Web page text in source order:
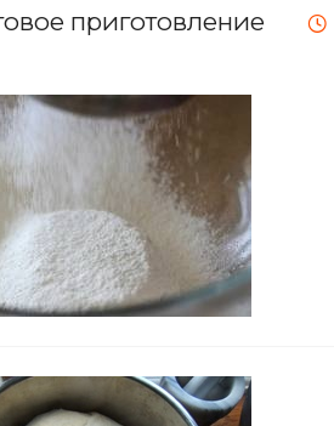
приготовление